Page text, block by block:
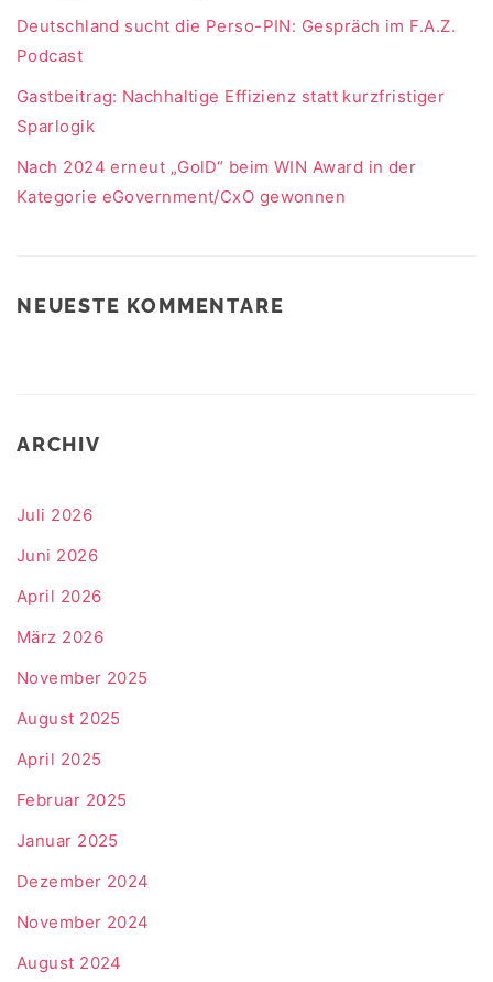
Deutschland sucht die Perso-PIN: Gespräch im F.A.Z.
Podcast
Gastbeitrag: Nachhaltige Effizienz statt kurzfristiger
Sparlogik
Nach 2024 erneut „GolD“ beim WIN Award in der
Kategorie eGovernment/CxO gewonnen
NEUESTE KOMMENTARE
ARCHIV
Juli 2026
Juni 2026
April 2026
März 2026
November 2025
August 2025
April 2025
Februar 2025
Januar 2025
Dezember 2024
November 2024
August 2024